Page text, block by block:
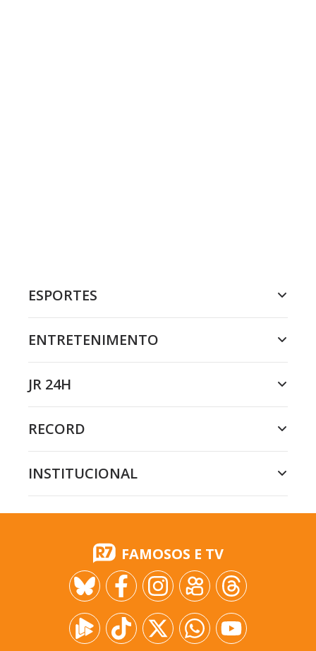
ESPORTES
ENTRETENIMENTO
JR 24H
RECORD
INSTITUCIONAL
FAMOSOS E TV